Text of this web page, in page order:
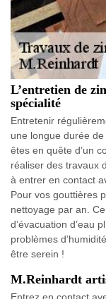
L’entretien de
spécialité
Entretenir
une longue durée
êtes en quête d’un
réaliser des travaux
à entrer en contact
Pour vos gouttières
nettoyage par an.
d’évacuation d’eau
problèmes
être serein !
M.Reinhardt